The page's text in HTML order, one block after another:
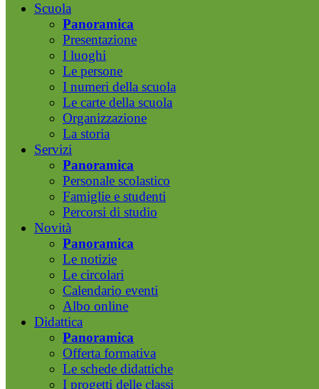
Scuola
Panoramica
Presentazione
I luoghi
Le persone
I numeri della scuola
Le carte della scuola
Organizzazione
La storia
Servizi
Panoramica
Personale scolastico
Famiglie e studenti
Percorsi di studio
Novità
Panoramica
Le notizie
Le circolari
Calendario eventi
Albo online
Didattica
Panoramica
Offerta formativa
Le schede didattiche
I progetti delle classi